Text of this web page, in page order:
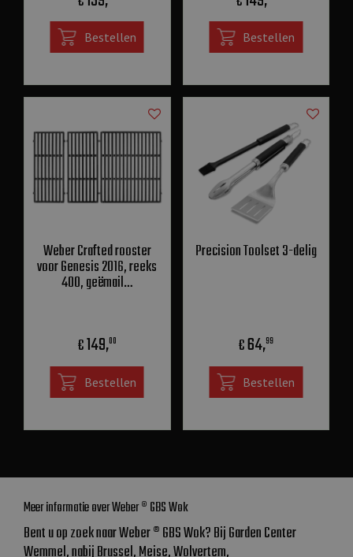
Bestellen Bestellen
Weber Crafted rooster
voor Genesis 2016, reeks
400, geëmail…
€149,00
Bestellen
Precision Toolset 3-delig
€64,99
Bestellen
Meer informatie over Weber ® GBS Wok
Bent u op zoek naar Weber ® GBS Wok? Bij Garden Center